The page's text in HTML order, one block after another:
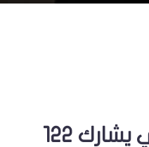
وزير التعليم العالي يشارك 122